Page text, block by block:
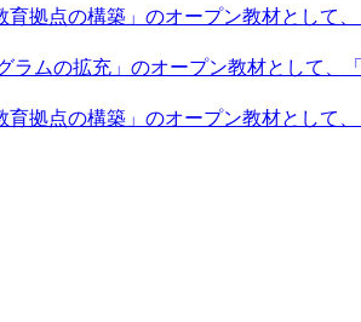
拠点の構築」のオープン教材として
ラムの拡充」のオープン教材として
拠点の構築」のオープン教材として